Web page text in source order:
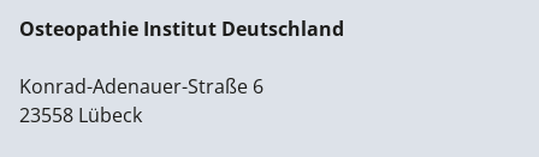
Osteopathie Institut Deutschland
Konrad-Adenauer-Straße 6
23558 Lübeck